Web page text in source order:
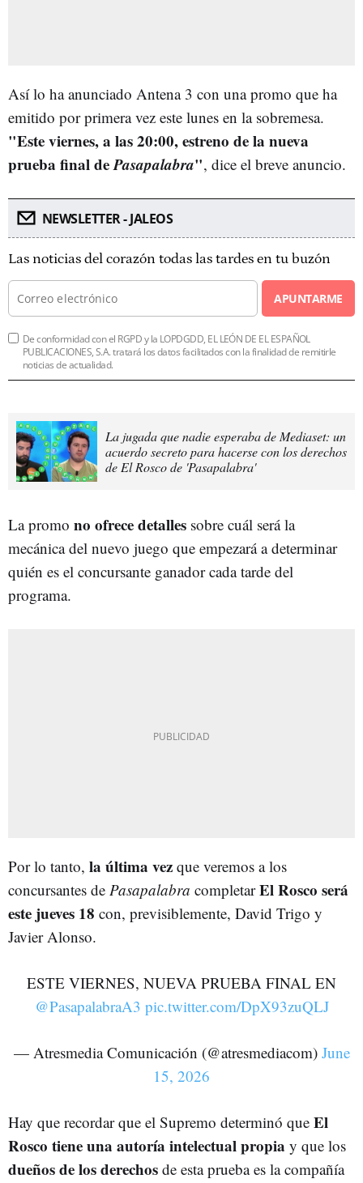
Así lo ha anunciado Antena 3 con una promo que ha
emitido por primera vez este lunes en la sobremesa.
"Este viernes, a las 20:00, estreno de la nueva
prueba final dePasapalabra", dice el breve anuncio.
NEWSLETTER - JALEOS
Las noticias del corazón todas las tardes en tu buzón
APUNTARME
De conformidad con el RGPD y la LOPDGDD, EL LEÓN DE EL ESPAÑOL
PUBLICACIONES, S.A. tratará los datos facilitados con la finalidad de remitirle
noticias de actualidad.
La jugada que nadie esperaba de Mediaset: un
acuerdo secreto para hacerse con los derechos
de El Rosco de 'Pasapalabra'
La promo no ofrece detalles sobre cuál será la
mecánica del nuevo juego que empezará a determinar
quién es el concursante ganador cada tarde del
programa.
Por lo tanto, la última vez que veremos a los
concursantes de Pasapalabra completarEl Rosco será
este jueves 18 con, previsiblemente, David Trigo y
Javier Alonso.
ESTE VIERNES, NUEVA PRUEBA FINAL EN
@PasapalabraA3 pic.twitter.com/DpX93zuQLJ
— Atresmedia Comunicación (@atresmediacom) June
15, 2026
Hay que recordar que el Supremo determinó que El
Rosco tiene una autoría intelectual propia y que los
dueños de los derechos de esta prueba es la compañía